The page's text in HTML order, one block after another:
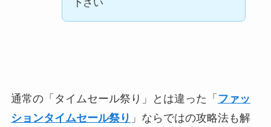
下さい
通常の「タイムセール祭り」とは違った「 ファッ
ションタイムセール祭り 」ならではの攻略法も解